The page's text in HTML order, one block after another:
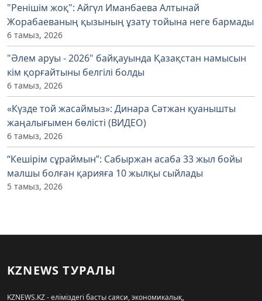
"Ренішім жоқ": Айгүл Иманбаева Алтынай
Жорабаеваның қызының ұзату тойына неге бармады
6 тамыз, 2026
"Әлем аруы - 2026" байқауында Қазақстан намысын
кім қорғайтыны белгілі болды
6 тамыз, 2026
«Күзде той жасаймыз»: Динара Сәтжан қуанышты
жаңалығымен бөлісті (ВИДЕО)
6 тамыз, 2026
“Кешірім сұраймын”: Сабыржан асаба 33 жыл бойы
малшы болған қарияға 10 жылқы сыйлады
5 тамыз, 2026
KZNEWS ТУРАЛЫ
KZNEWS.KZ - еліміздегі басты саяси, экономикалық,